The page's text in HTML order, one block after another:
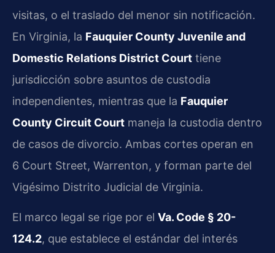
visitas, o el traslado del menor sin notificación.
En Virginia, la Fauquier County Juvenile and
Domestic Relations District Court tiene
jurisdicción sobre asuntos de custodia
independientes, mientras que la Fauquier
County Circuit Court maneja la custodia dentro
de casos de divorcio. Ambas cortes operan en
6 Court Street, Warrenton, y forman parte del
Vigésimo Distrito Judicial de Virginia.
El marco legal se rige por el Va. Code § 20-
124.2, que establece el estándar del interés